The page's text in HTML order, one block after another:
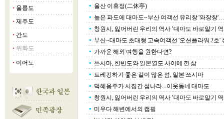
■ 울릉도
■ 제주도
■ 간도
■ 위화도
■ 이어도
울산 이휴정(二休亭)
높은 파도에 대마도~부산 여객선 유리창 '와장창
창원시, 잃어버린 우리의 역사 ’대마도 바로알기
부산~대마도 초대형 고속여객선 '오션플라워 2호'
가까운 해외 여행을 원한다면?
쓰시마, 한반도와 일본열도 사이에 낀 삶
트레킹하기 좋은 길이 많은 섬, 일본 쓰시마
덕혜옹주가 시집간 섬나라...이웃동네 대마도
창원시, 잃어버린 우리의 역사 ’대마도 바로알기
미우다 해변에서의 캠핑